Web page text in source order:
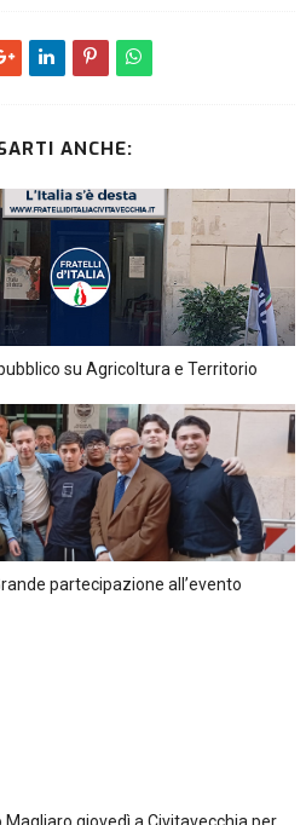
ANCHE:
su Agricoltura e Territorio
partecipazione all’evento